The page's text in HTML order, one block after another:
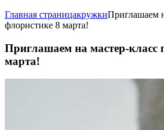
Главная страницакружкиПриглашаем
флористике 8 марта!
Приглашаем на мастер-класс
марта!